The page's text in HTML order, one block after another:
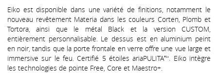
Eiko est disponible dans une variété de finitions, notamment le
nouveau revêtement Materia dans les couleurs Corten, Plomb et
Tortora, ainsi que le métal Black et la version CUSTOM,
entièrement personnalisable. Le dessus est en aluminium peint
en noir, tandis que la porte frontale en verre offre une vue large et
immersive sur le feu. Certifié 5 étoiles ariaPULITA™. Eiko intègre
les technologies de pointe Free, Core et Maestro+.